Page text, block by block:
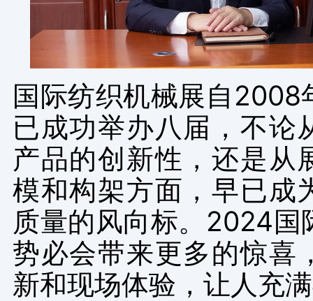
国际纺织机械展自 2008
已成功举办八届，不论
产品的创新性，还是从
模和构架方面，早已成
质量的风向标。 2024国
势必会带来更多的惊喜
新和现场体验，让人充